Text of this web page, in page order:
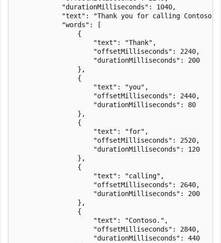
            "durationMilliseconds": 1040,
"text": "Thank you for calling
            "words": [
                {
                    "text": "Thank",
                    "offsetMilliseconds": 2240,
                    "durationMilliseconds": 200
                },
                {
                    "text": "you",
                    "offsetMilliseconds": 2440,
                    "durationMilliseconds": 80
                },
                {
                    "text": "for",
                    "offsetMilliseconds": 2520,
                    "durationMilliseconds": 120
                },
                {
                    "text": "calling",
                    "offsetMilliseconds": 2640,
                    "durationMilliseconds": 200
                },
                {
                    "text": "Contoso.",
                    "offsetMilliseconds": 2840,
                    "durationMilliseconds": 440